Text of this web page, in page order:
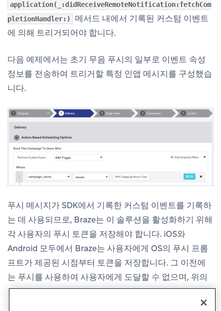
application(_:didReceiveRemoteNotification:fetchCom
pletionHandler:)
메서드 내에서 기록된 커스텀 이벤트
에 의해 트리거되어야 합니다.
다음 예제에서는 초기 무음 푸시의 일부로 이벤트 속성
정보를 전송하여 트리거할 특정 인앱 메시지를 구성했습
니다.
푸시 메시지가 SDK에서 기록한 커스텀 이벤트를 기록하
는 데 사용되므로, Braze는 이 솔루션을 활성화하기 위해
각 사용자의 푸시 토큰을 저장해야 합니다. iOS와
Android 모두에서 Braze는 사용자에게 OS의 푸시 프롬
프트가 제공된 시점부터 토큰을 저장합니다. 그 이전에
는 푸시를 사용하여 사용자에게 도달할 수 없으며, 위의
솔루션도 사용할 수 없습니다.